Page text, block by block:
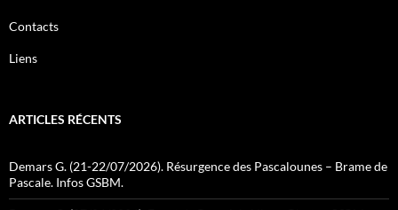
Contacts
Liens
ARTICLES RÉCENTS
Demars G. (21-22/07/2026). Résurgence des Pascalounes – Brame de
Pascale. Infos GSBM.